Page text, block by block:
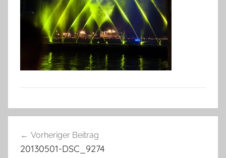
Vorheriger Beitrag
20130501-DSC_9274